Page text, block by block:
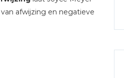
afwijzing en negatieve